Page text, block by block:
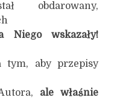
obdarowany,
Niego wskazały!
tym, aby przepisy
ale właśnie